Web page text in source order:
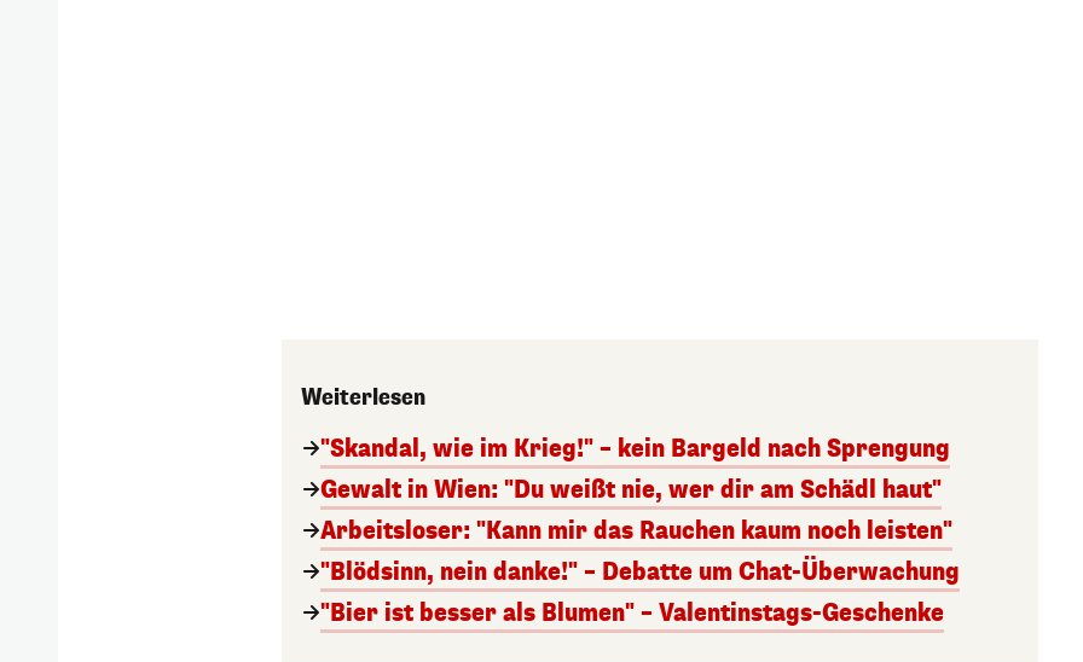
Weiterlesen
"Skandal, wie im Krieg!" – kein Bargeld nach Sprengung
Gewalt in Wien: "Du weißt nie, wer dir am Schädl haut"
Arbeitsloser: "Kann mir das Rauchen kaum noch leisten"
"Blödsinn, nein danke!" – Debatte um Chat-Überwachung
"Bier ist besser als Blumen" – Valentinstags-Geschenke